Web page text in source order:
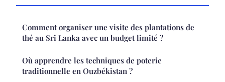
Comment organiser une visite des plantations de
thé au Sri Lanka avec un budget limité ?
Où apprendre les techniques de poterie
traditionnelle en Ouzbékistan ?